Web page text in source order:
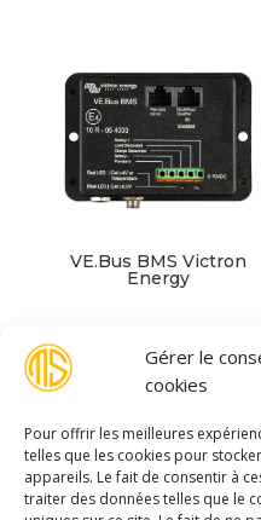
Gérer le
cookies
Pour offrir les meilleures
telles que les cookies pour
appareils. Le fait de consentir à
traiter des données telles que le
VE.Bus BMS Victron
Energy